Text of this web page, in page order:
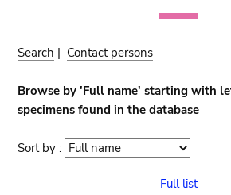
Search | Contact persons
Browse by 'Full name' starting with
specimens found in the database
Sort by : Sort
Full list